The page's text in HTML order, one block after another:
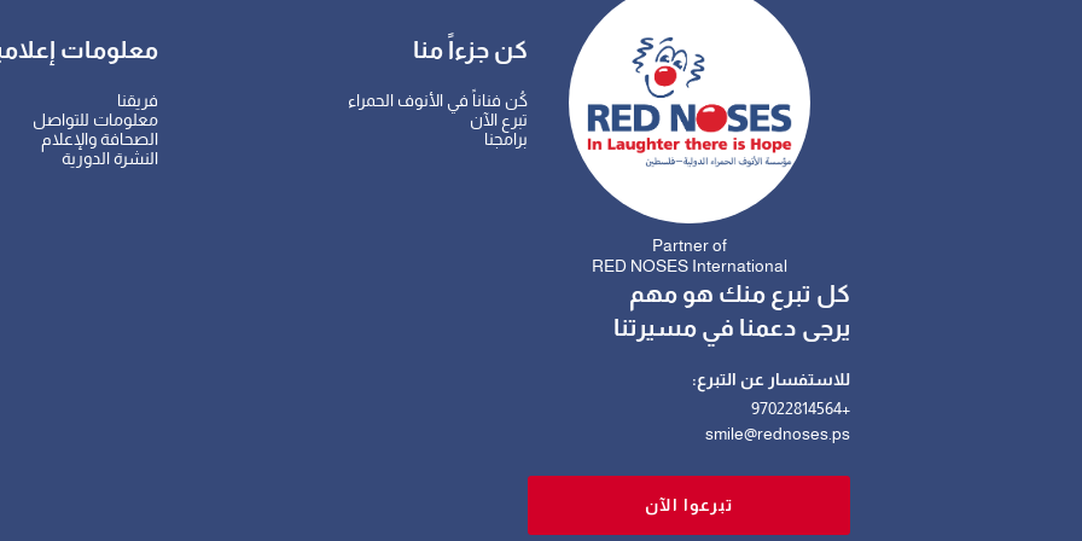
Partner of
RED NOSES International
كل تبرع منك هو مهم
يرجى دعمنا في مسيرتنا
للاستفسار عن التبرع:
+97022814564
smile@rednoses.ps
تبرعوا الآن
كن جزءاً منا
كُن فناناً في الأنوف الحمراء
تبرع الآن
برامجنا
معلومات
فريقنا
معلومات للتواصل
الصحافة والإعلام
النشرة الدورية